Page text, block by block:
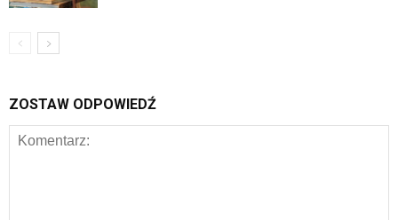
ZOSTAW ODPOWIEDŹ